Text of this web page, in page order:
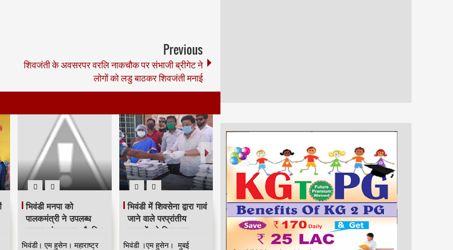
Previous
शिवजंती के अवसरपर वरलि नाकचौक पर संभाजी ब्रीगेट ने
लोगों को लडु बाठकर शिवजंती मनाई
भिवंडी मनपा को
पालकमंत्री ने उपलब्ध
कराया जंतुनाशक औषधि।
भिवंडी। एम हुसेन। महाराष्ट्र
भिवंडी में शिवसेना द्वारा गावं
जाने वाले परप्रांतीय
मजदूरों को दिया गया
अन्नदान ।
भिवंडी ।एम हुसेन। मुबई